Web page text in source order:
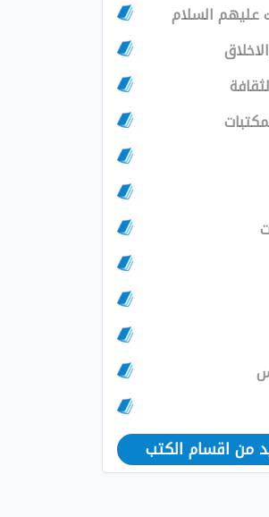
عليهم السلام
من اقسام الكتب